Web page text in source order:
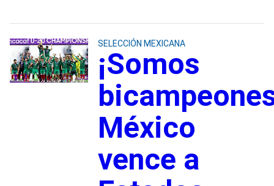
SELECCIÓN MEXICANA
¡Somos
México
vence a